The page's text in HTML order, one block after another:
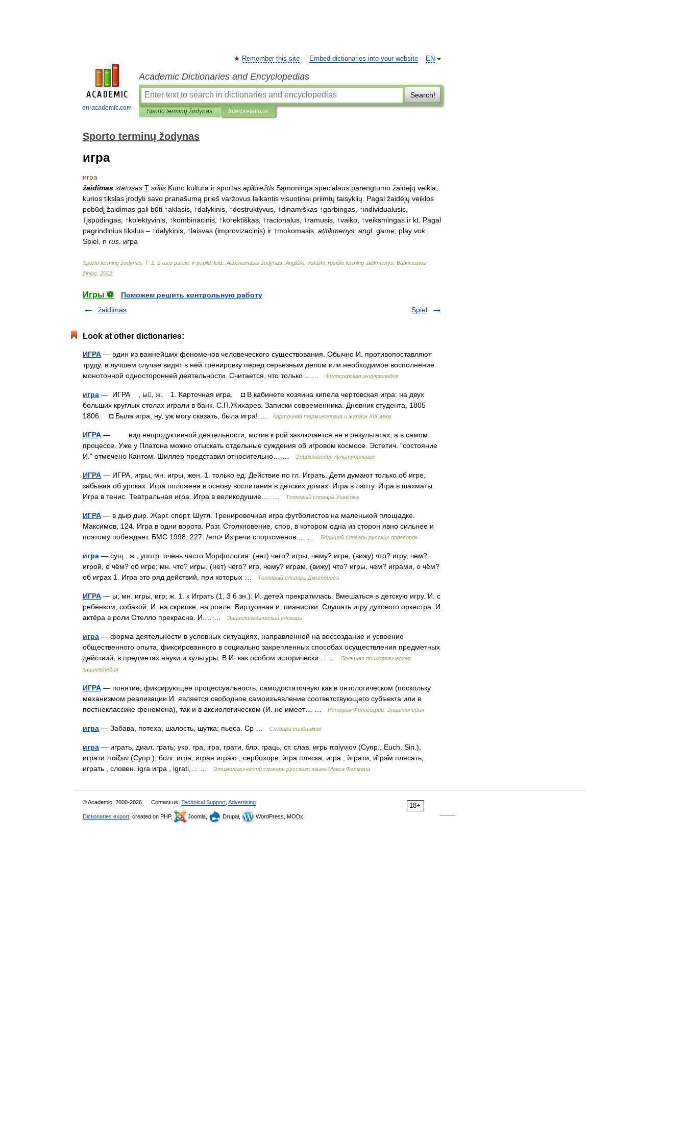
en-academic.com
EN
Remember this site Embed dictionaries into your website
Academic Dictionaries and Encyclopedias
Search!
Sporto terminų žodynas Interpretations
Sporto terminų žodynas
игра
игра
žaidimas statusas T sritis Kūno kultūra ir sportas apibrėžtis Sąmoninga specialaus parengtumo žaidėjų veikla
kurios tikslas įrodyti savo pranašumą prieš varžovus laikantis visuotinai priimtų taisyklių Pagal žaidėjų veiklos
pobūdį žaidimas gali būti ↑aklasis , ↑dalykinis , ↑destruktyvus , ↑dinamiškas ↑garbingas , ↑individualusis
↑įspūdingas , ↑kolektyvinis , ↑kombinacinis , ↑korektiškas , ↑racionalus , ↑ramusis , ↑vaiko , ↑veiksmingas ir kt Pagal
pagrindinius tikslus – ↑dalykinis , ↑laisvas (improvizacinis) ir ↑mokomasis atitikmenys: angl. game; play vok.
Spiel n rus игра
Sporto terminų žodynas T. 1 2-asis patais ir papild. leid. : Aiškinamasis žodynas Angliški, vokiški, rusiški terminų atitikmenys Būtiniausios
žinios 2002
Игры ⚽
Поможем решить контрольную работу
žaidimas
Spiel
Look at other dictionaries:
ИГРА — один из важнейших феноменов человеческого существования. Обычно И. противопоставляют
труду, в лучшем случае видят в ней тренировку перед серьезным делом или необходимое восполнение
монотонной односторонней деятельности. Считается, что только… …
Философская энциклопедия
игра — ИГРА , ы, ж. 1. Карточная игра. ◘ В кабинете хозяина кипела чертовская игра: на двух
больших круглых столах играли в банк. С.П.Жихарев. Записки современника. Дневник студента, 1805
1806. ◘ Была игра, ну, уж могу сказать, была игра! …
Карточная терминология и жаргон XIX века
ИГРА — вид непродуктивной деятельности, мотив к рой заключается не в результатах, а в самом
процессе. Уже у Платона можно отыскать отдельные суждения об игровом космосе. Эстетич. “состояние
И.” отмечено Кантом. Шиллер представил относительно… …
Энциклопедия культурологии
ИГРА — ИГРА, игры, мн. игры, жен. 1. только ед. Действие по гл. Играть. Дети думают только об игре,
забывая об уроках. Игра положена в основу воспитания в детских домах. Игра в лапту. Игра в шахматы.
Игра в тенис. Театральная игра. Игра в великодушие.… …
Толковый словарь Ушакова
ИГРА — в дыр дыр. Жарг. спорт. Шутл. Тренировочная игра футболистов на маленькой площадке.
Максимов, 124. Игра в одни ворота. Разг. Столкновение, спор, в котором одна из сторон явно сильнее и
поэтому побеждает. БМС 1998, 227. /em> Из речи спортсменов.… …
Большой словарь русских поговорок
игра — сущ., ж., употр. очень часто Морфология: (нет) чего? игры, чему? игре, (вижу) что? игру, чем?
игрой, о чём? об игре; мн. что? игры, (нет) чего? игр, чему? играм, (вижу) что? игры, чем? играми, о чём?
об играх 1. Игра это ряд действий, при которых …
Толковый словарь Дмитриева
ИГРА — ы; мн. игры, игр; ж. 1. к Играть (1, 3 6 зн.). И. детей прекратилась. Вмешаться в детскую игру. И. с
ребёнком, собакой. И. на скрипке, на рояле. Виртуозная и. пианистки. Слушать игру духового оркестра. И.
актёра в роли Отелло прекрасна. И.… …
Энциклопедический словарь
игра — форма деятельности в условных ситуациях, направленной на воссоздание и усвоение
общественного опыта, фиксированного в социально закрепленных способах осуществления предметных
действий, в предметах науки и культуры. В И. как особом исторически… …
Большая психологическая
энциклопедия
ИГРА — понятие, фиксирующее процессуальность, самодостаточную как в онтологическом (поскольку
механизмом реализации И. является свободное самоизъявление соответствующего субъекта или в
постнеклассике феномена), так и в аксиологическом (И. не имеет… …
История Философии: Энциклопедия
игра — Забава, потеха, шалость, шутка; пьеса. Ср … Словарь синонимов
игра — играть, диал. грать; укр. гра, iгра, грати, блр. граць, ст. слав. игрь παίγνιον (Супр., Еuсh. Sin.),
играти παίζειν (Супр.), болг. игра, играя играю , сербохорв. ѝгра пляска, игра , ѝграти, и̏гра̑м плясать,
играть , словен. igrа игра , igrati,… …
Этимологический словарь русского языка Макса Фасмера
18+
© Academic, 2000-2026 Contact us: Technical Support Advertising
Dictionaries export , created on PHP, Joomla, Drupal, WordPress, MODx.